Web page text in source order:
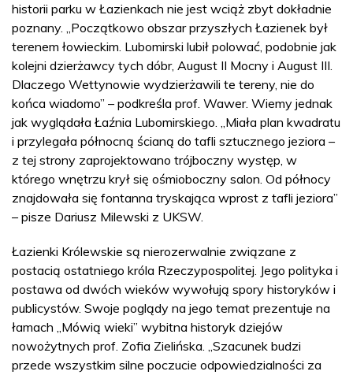
historii parku w Łazienkach nie jest wciąż zbyt dokładnie
poznany. „Początkowo obszar przyszłych Łazienek był
terenem łowieckim. Lubomirski lubił polować, podobnie jak
kolejni dzierżawcy tych dóbr, August II Mocny i August III.
Dlaczego Wettynowie wydzierżawili te tereny, nie do
końca wiadomo” – podkreśla prof. Wawer. Wiemy jednak
jak wyglądała Łaźnia Lubomirskiego. „Miała plan kwadratu
i przylegała północną ścianą do tafli sztucznego jeziora –
z tej strony zaprojektowano trójboczny występ, w
którego wnętrzu krył się ośmioboczny salon. Od północy
znajdowała się fontanna tryskająca wprost z tafli jeziora”
– pisze Dariusz Milewski z UKSW.
Łazienki Królewskie są nierozerwalnie związane z
postacią ostatniego króla Rzeczypospolitej. Jego polityka i
postawa od dwóch wieków wywołują spory historyków i
publicystów. Swoje poglądy na jego temat prezentuje na
łamach „Mówią wieki” wybitna historyk dziejów
nowożytnych prof. Zofia Zielińska. „Szacunek budzi
przede wszystkim silne poczucie odpowiedzialności za